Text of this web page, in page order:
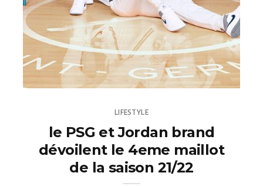
LIFESTYLE
le PSG et Jordan brand
dévoilent le 4eme maillot
de la saison 21/22